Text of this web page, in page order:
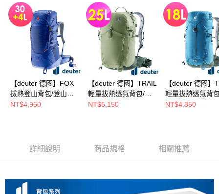
【deuter 德國】FOX
拔熱登山背包/登山背
包/青少年款
NT$4,950
【deuter 德國】TRAIL
輕量拔熱透氣背包/登
山背包25L(3440524
NT$5,150
【deuter 德國】
輕量拔熱透氣背
山背包
NT$4,350
詳細說明 商品規格 相關推薦